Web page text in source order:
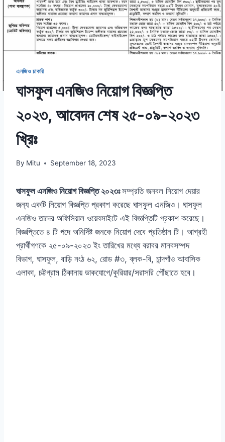
এনজিও চাকরি
ঘাসফুল এনজিও নিয়োগ বিজ্ঞপ্তি
২০২৩, আবেদন শেষ ২৫-০৯-২০২৩
খ্রিঃ
By Mitu September 18, 2023
ঘাসফুল এনজিও নিয়োগ বিজ্ঞপ্তি ২০২৩ঃসম্প্রতি জনবল নিয়োগ দেয়ার
জন্য একটি নিয়োগ বিজ্ঞপ্তি প্রকাশ করেছে ঘাসফুল এনজিও। ঘাসফুল
এনজিও তাদের অফিসিয়াল ওয়েবসাইটে এই বিজ্ঞপ্তিটি প্রকাশ করেছে।
বিজ্ঞপ্তিতে ৪ টি পদে অনির্দিষ্ট জনকে নিয়োগ দেবে প্রতিষ্ঠান টি। আগ্রহী
প্রার্থীগণকে ২৫-০৯-২০২৩ ইং তারিখের মধ্যে বরাবর মানবসম্পদ
বিভাগ, ঘাসফুল, বাড়ি নংঠ ৬২, রোড #৩, ব্লক-বি, চান্দগাঁও আবাসিক
এলাকা, চট্টগ্রাম ঠিকানায় ডাকযোগে/কুরিয়ার/সরাসরি পৌঁছাতে হবে।